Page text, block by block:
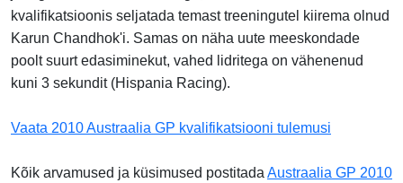
kvalifikatsioonis seljatada temast treeningutel kiirema olnud
Karun Chandhok'i. Samas on näha uute meeskondade
poolt suurt edasiminekut, vahed lidritega on vähenenud
kuni 3 sekundit (Hispania Racing).
Vaata 2010 Austraalia GP kvalifikatsiooni tulemusi
Kõik arvamused ja küsimused postitada Austraalia GP 2010